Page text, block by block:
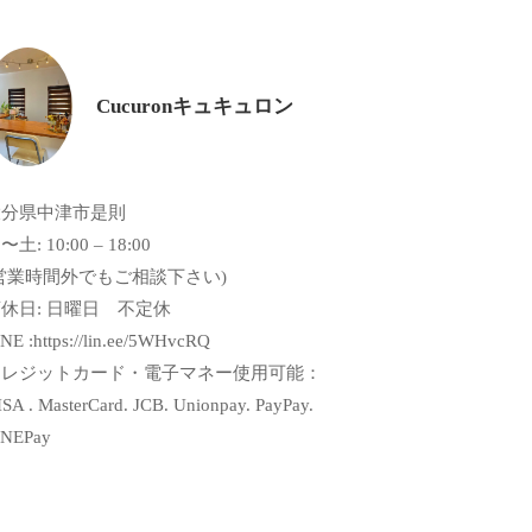
Cucuronキュキュロン
県中津市是則
土: 10:00 – 18:00
業時間外でもご相談下さい)
日: 日曜日 不定休
:https://lin.ee/5WHvcRQ
ジットカード・電子マネー使用可能：
. MasterCard. JCB. Unionpay. PayPay.